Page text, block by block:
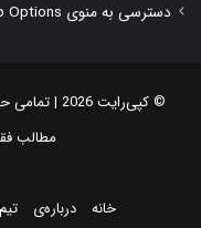
دسترسی به منوی Advanced Startup Options ویندوز 11
© کپی‌رایت 2026 | تمامی حقوق متعلق است به
مطالب
خانه درباره‌ی تیم